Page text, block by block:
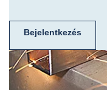
Bejelentkezés